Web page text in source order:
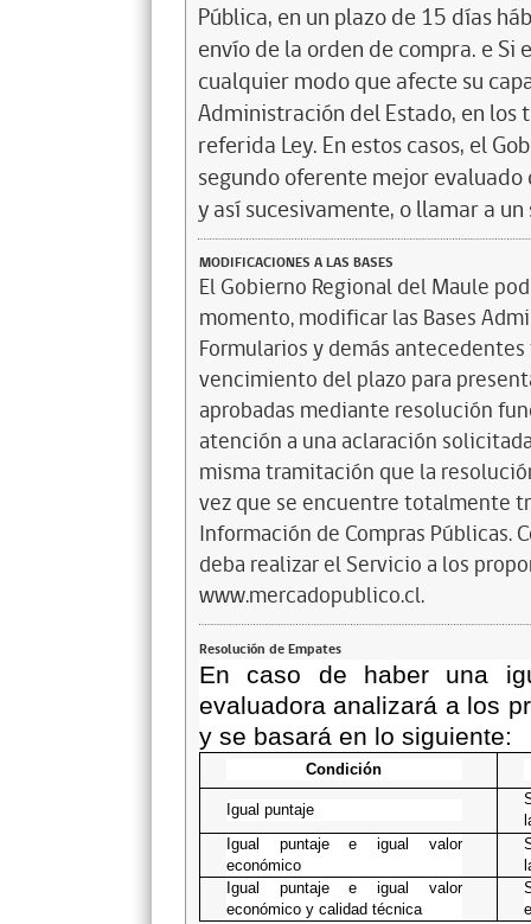
Pública, en un plazo de 15 días
envío de la orden de compra. e
cualquier modo que afecte su
Administración del Estado, en
referida Ley. En estos casos, el
segundo oferente mejor
y así sucesivamente, o llamar a
MODIFICACIONES A LAS BASES
El Gobierno Regional del Maule
momento, modificar las Bases
Formularios y demás
vencimiento del plazo para
aprobadas mediante resolución
atención a una aclaración
misma tramitación que la
vez que se encuentre totalmente
Información de Compras Públicas.
deba realizar el Servicio a los
www.mercadopublico.cl.
Resolución de Empates
En caso de haber una
evaluadora analizará a los
y se basará en lo siguiente:
Condición
Igual puntaje
Igual puntaje e igual valor
económico
Igual puntaje e igual valor
económico y calidad técnica